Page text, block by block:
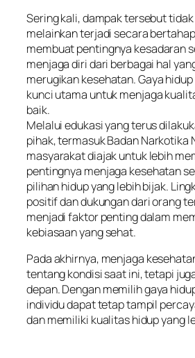
Sering kali, dampak tersebut
melainkan terjadi secara
membuat pentingnya kesadaran
menjaga diri dari berbagai hal
merugikan kesehatan. Gaya
kunci utama untuk menjaga
baik.
Melalui edukasi yang terus
pihak, termasuk Badan Narkotika
masyarakat diajak untuk lebih
pentingnya menjaga kesehatan
pilihan hidup yang lebih bijak.
positif dan dukungan dari orang
menjadi faktor penting dalam
kebiasaan yang sehat.
Pada akhirnya, menjaga
tentang kondisi saat ini, tetapi
depan. Dengan memilih gaya
individu dapat tetap tampil
dan memiliki kualitas hidup yang